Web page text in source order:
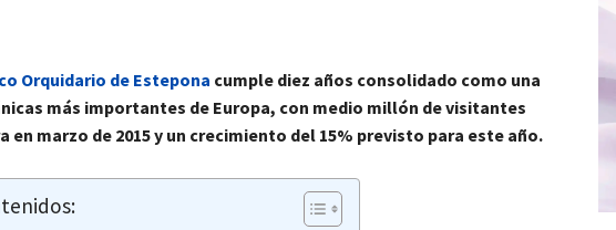
Orquidario de Estepona cumple diez años consolidado como una
más importantes de Europa, con medio millón de visitantes
en marzo de 2015 y un crecimiento del 15% previsto para este año.